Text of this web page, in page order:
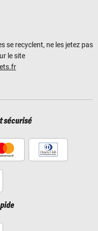
se recyclent, ne les jetez pas
le site
sécurisé